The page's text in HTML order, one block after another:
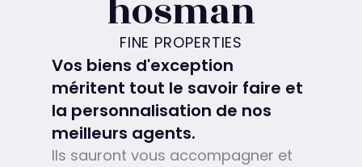
hosman
FINE PROPERTIES
Vos biens d'exception
méritent tout le savoir faire et
la personnalisation de nos
meilleurs agents.
Ils sauront vous accompagner et